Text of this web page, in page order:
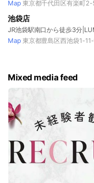
Map 東京都千代田区有楽町
池袋店
JR池袋駅南口から徒歩3分
Map 東京都豊島区西池袋1-
Mixed media feed